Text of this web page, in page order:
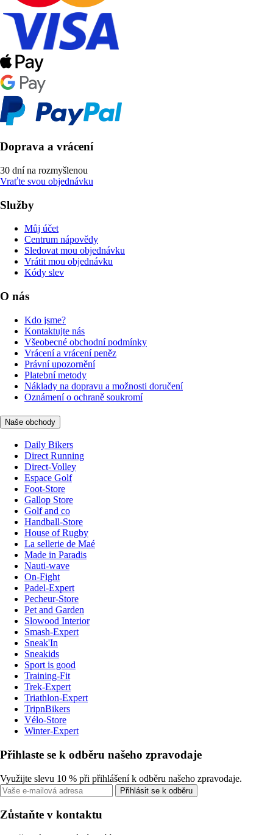
Doprava a vrácení
30 dní na rozmyšlenou
Vraťte svou objednávku
Služby
Můj účet
Centrum nápovědy
Sledovat mou objednávku
Vrátit mou objednávku
Kódy slev
O nás
Kdo jsme?
Kontaktujte nás
Všeobecné obchodní podmínky
Vrácení a vrácení peněz
Právní upozornění
Platební metody
Náklady na dopravu a možnosti doručení
Oznámení o ochraně soukromí
Naše obchody
Daily Bikers
Direct Running
Direct-Volley
Espace Golf
Foot-Store
Gallop Store
Golf and co
Handball-Store
House of Rugby
La sellerie de Maé
Made in Paradis
Nauti-wave
On-Fight
Padel-Expert
Pecheur-Store
Pet and Garden
Slowood Interior
Smash-Expert
Sneak'In
Sneakids
Sport is good
Training-Fit
Trek-Expert
Triathlon-Expert
TripnBikers
Vélo-Store
Winter-Expert
Přihlaste se k odběru našeho zpravodaje
Využijte slevu 10 % při přihlášení k odběru našeho zpravodaje.
Přihlásit se k odběru
Zůstaňte v kontaktu